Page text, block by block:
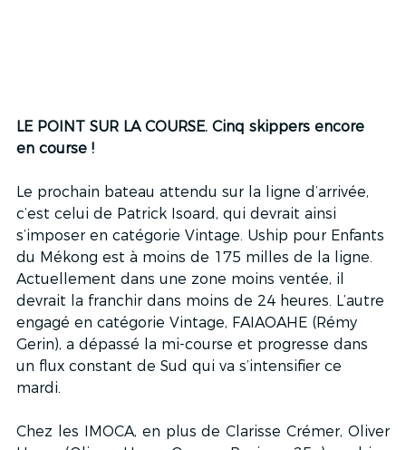
LE POINT SUR LA COURSE. Cinq skippers encore
en course !
Le prochain bateau attendu sur la ligne d’arrivée,
c’est celui de Patrick Isoard, qui devrait ainsi
s’imposer en catégorie Vintage. Uship pour Enfants
du Mékong est à moins de 175 milles de la ligne.
Actuellement dans une zone moins ventée, il
devrait la franchir dans moins de 24 heures. L’autre
engagé en catégorie Vintage, FAIAOAHE (Rémy
Gerin), a dépassé la mi-course et progresse dans
un flux constant de Sud qui va s’intensifier ce
mardi.
Chez les IMOCA, en plus de Clarisse Crémer, Oliver